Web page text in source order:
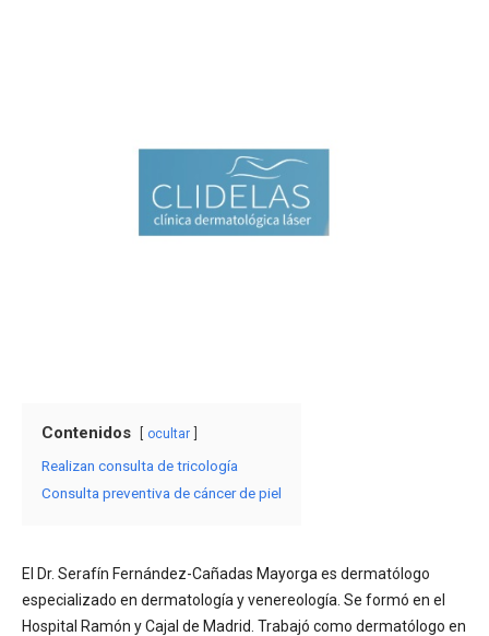
Contenidos ocultar
Realizan consulta de tricología
Consulta preventiva de cáncer de piel
El Dr. Serafín Fernández-Cañadas Mayorga es dermatólogo
especializado en dermatología y venereología. Se formó en el
Hospital Ramón y Cajal de Madrid. Trabajó como dermatólogo en